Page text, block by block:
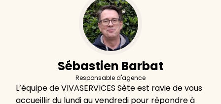
Sébastien Barbat
Responsable d'agence
L’équipe de VIVASERVICES Sète est ravie de vous
accueillir du lundi au vendredi pour répondre à